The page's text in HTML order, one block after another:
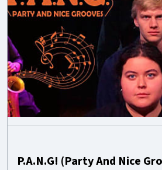
P.A.N.G! (Party And Nice